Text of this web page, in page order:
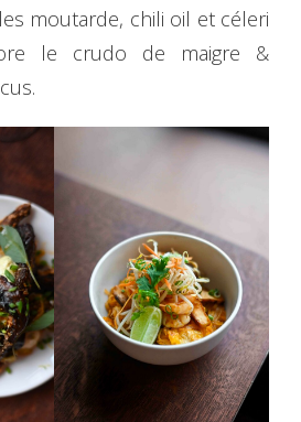
moutarde, chili oil et céleri
le crudo de maigre &